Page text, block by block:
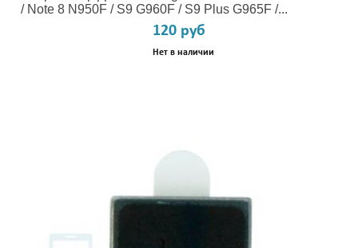
/ Note 8 N950F / S9 G960F / S9 Plus G965F /...
120 руб
Нет в наличии